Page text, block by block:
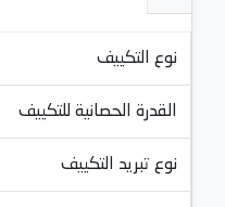
نوع التكييف
القدرة الحصانية للتكييف
نوع تبريد التكييف